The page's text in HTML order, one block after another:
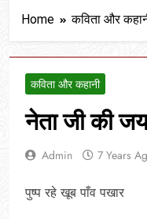
Home कविता और
कविता और कहानी
नेता जी की
Admin 7 Years
पुष्प रहे खूब पाँव पखार